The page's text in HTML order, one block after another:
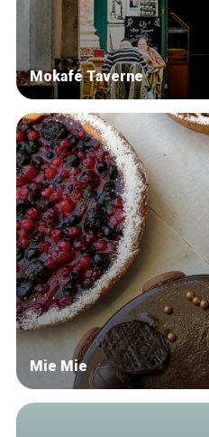
Mokafé Taverne
Mie Mie